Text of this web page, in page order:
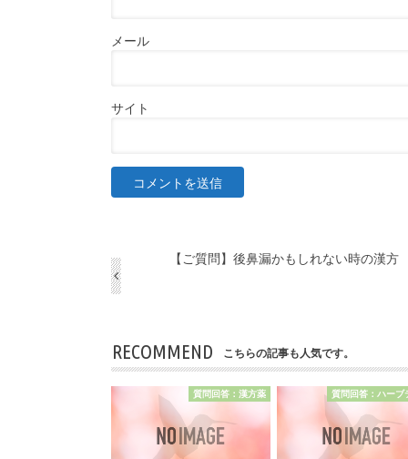
メール
サイト
【ご質問】後鼻漏かもしれない時の漢方
RECOMMEND こちらの記事も人気です。
質問回答：漢方薬 質問回答：ハーブ